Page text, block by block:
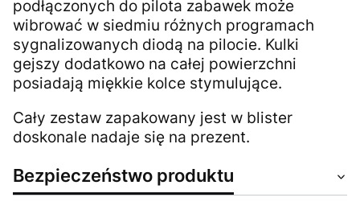
podłączonych do pilota zabawek może
wibrować w siedmiu różnych programach
sygnalizowanych diodą na pilocie. Kulki
gejszy dodatkowo na całej powierzchni
posiadają miękkie kolce stymulujące.
Cały zestaw zapakowany jest w blister
doskonale nadaje się na prezent.
Bezpieczeństwo produktu